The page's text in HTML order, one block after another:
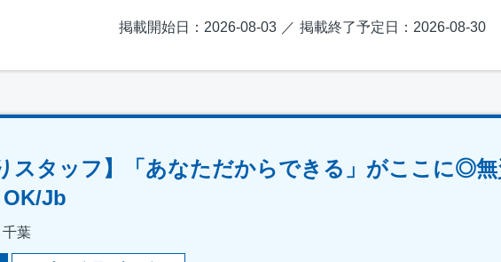
掲載開始日：2026-08-03 掲載終了予定日：2026-08-30
スタッフ】「あなただからできる」がここに◎
OK/Jb
葉